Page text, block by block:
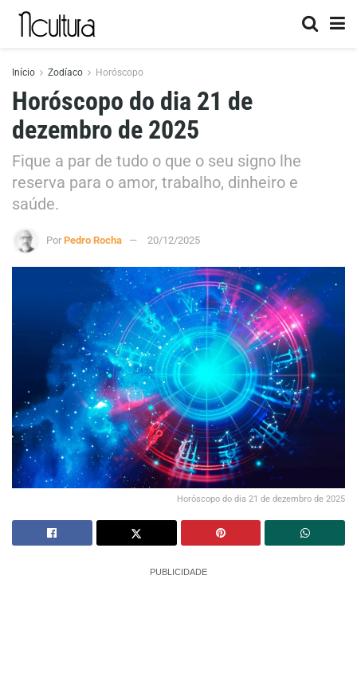
Início Zodíaco Horóscopo
Horóscopo do dia 21 de
dezembro de 2025
Fique a par de tudo o que o seu signo lhe
reserva para o amor, trabalho, dinheiro e
saúde.
Por Pedro Rocha 20/12/2025
Horóscopo do dia 21 de dezembro de 2025
PUBLICIDADE